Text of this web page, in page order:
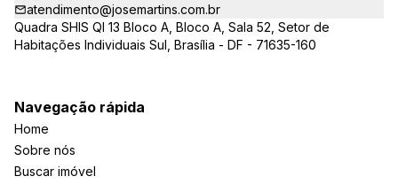
atendimento@josemartins.com.br
Quadra SHIS QI 13 Bloco A, Bloco A, Sala 52, Setor de
Habitações Individuais Sul, Brasília - DF - 71635-160
Navegação rápida
Home
Sobre nós
Buscar imóvel